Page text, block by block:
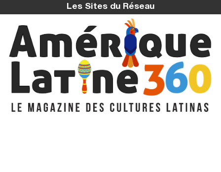
Les Sites du Réseau